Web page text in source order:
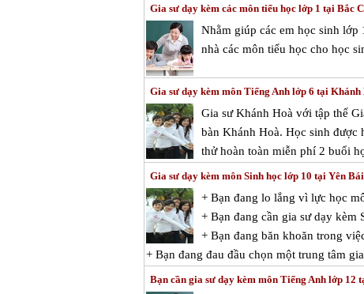
Gia sư dạy kèm các môn tiểu học lớp 1 tại Bắc
Nhằm giúp các em học sinh lớp
nhà các môn tiểu học cho học
Gia sư dạy kèm môn Tiếng Anh lớp 6 tại Khánh
Gia sư Khánh Hoà với tập thể
bàn Khánh Hoà. Học sinh được
thử hoàn toàn miễn phí 2 buổi
Gia sư dạy kèm môn Sinh học lớp 10 tại Yên Bái
+ Bạn đang lo lắng vì lực học
+ Bạn đang cần gia sư dạy kèm
+ Bạn đang băn khoăn trong
+ Bạn đang đau đầu chọn một trung tâm
Bạn cần gia sư dạy kèm môn Tiếng Anh lớp 12